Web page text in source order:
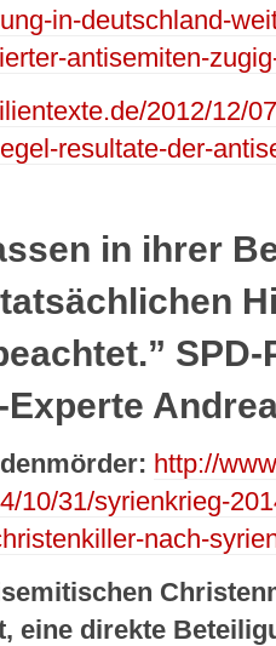
in-deutschland-
antisemiten-
2012/12/
resultate-der-
in ihrer
http://
10/31/syrienkrieg-
nach-
eine direkte